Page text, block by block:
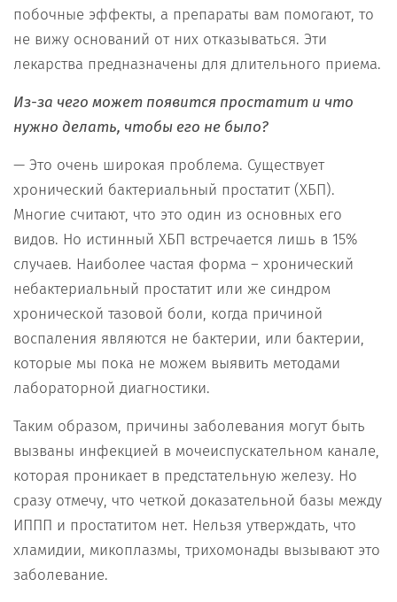
побочные эффекты, а препараты вам помогают, то
не вижу оснований от них отказываться. Эти
лекарства предназначены для длительного приема.
Из-за чего может появится простатит и что
нужно делать, чтобы его не было?
— Это очень широкая проблема. Существует
хронический бактериальный простатит (ХБП).
Многие считают, что это один из основных его
видов. Но истинный ХБП встречается лишь в 15%
случаев. Наиболее частая форма – хронический
небактериальный простатит или же синдром
хронической тазовой боли, когда причиной
воспаления являются не бактерии, или бактерии,
которые мы пока не можем выявить методами
лабораторной диагностики.
Таким образом, причины заболевания могут быть
вызваны инфекцией в мочеиспускательном канале,
которая проникает в предстательную железу. Но
сразу отмечу, что четкой доказательной базы между
ИППП и простатитом нет. Нельзя утверждать, что
хламидии, микоплазмы, трихомонады вызывают это
заболевание.